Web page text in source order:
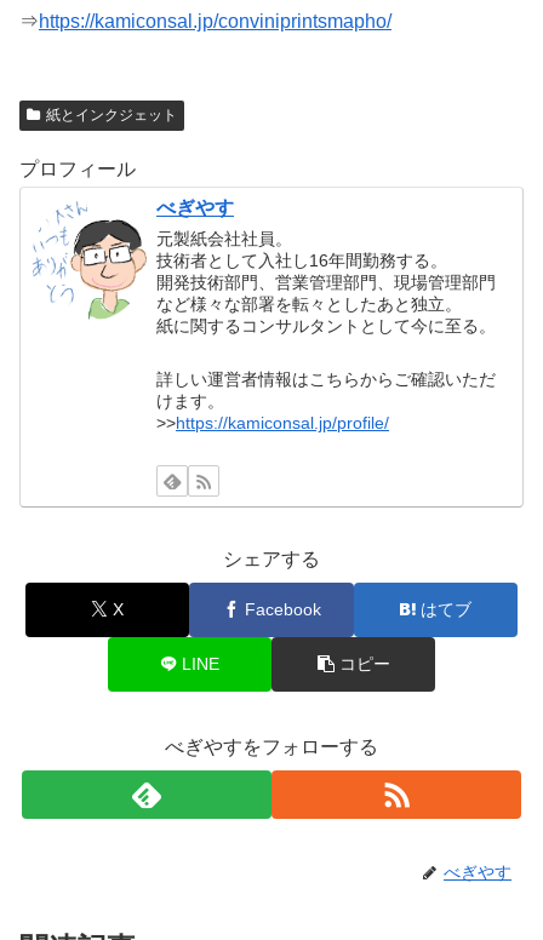
⇒https://kamiconsal.jp/conviniprintsmapho/
紙とインクジェット
プロフィール
べぎやす
元製紙会社社員。
技術者として入社し16年間勤務する。
開発技術部門、営業管理部門、現場管理部門
など様々な部署を転々としたあと独立。
紙に関するコンサルタントとして今に至る。
詳しい運営者情報はこちらからご確認いただ
けます。
>>https://kamiconsal.jp/profile/
シェアする
X Facebook はてブ
LINE コピー
べぎやすをフォローする
べぎやす